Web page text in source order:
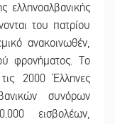
ελληνοαλβανικής
του πατρίου
ανακοινωθέν,
φρονήματος. Το
2000 Έλληνες
συνόρων
εισβολέων,